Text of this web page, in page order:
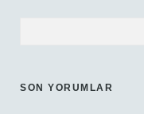
SON YORUMLAR